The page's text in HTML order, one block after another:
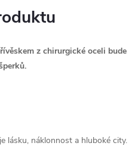
z chirurgické oceli bude
lásku, náklonnost a hluboké city.